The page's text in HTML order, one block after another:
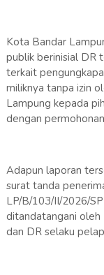
Kota Bandar
publik berinisial DR
terkait
miliknya tanpa izin
Lampung kepada
dengan
Adapun laporan
surat tanda
LP/B/103/II/2026/
ditandatangani oleh
dan DR selaku